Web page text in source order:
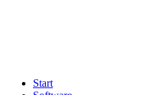
Start